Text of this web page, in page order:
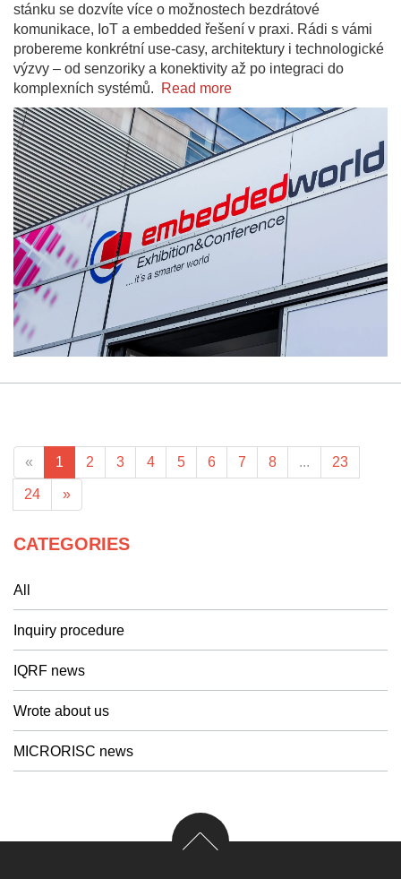
stánku se dozvíte více o možnostech bezdrátové
komunikace, IoT a embedded řešení v praxi. Rádi s vámi
probereme konkrétní use-casy, architektury i technologické
výzvy – od senzoriky a konektivity až po integraci do
komplexních systémů.
Read more
« 1 2 3 4 5 6 7 8 ... 23
24 »
CATEGORIES
All
Inquiry procedure
IQRF news
Wrote about us
MICRORISC news